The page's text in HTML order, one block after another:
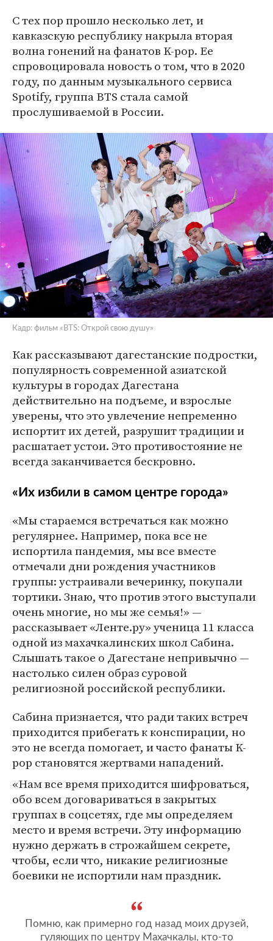
С тех пор прошло несколько лет, и
кавказскую республику накрыла вторая
волна гонений на фанатов K-pop. Ее
спровоцировала новость о том, что в 2020
году, по данным музыкального сервиса
Spotify, группа BTS стала самой
прослушиваемой в России.
Кадр: фильм «BTS: Открой свою душу»
Как рассказывают дагестанские подростки,
популярность современной азиатской
культуры в городах Дагестана
действительно на подъеме, и взрослые
уверены, что это увлечение непременно
испортит их детей, разрушит традиции и
расшатает устои. Это противостояние не
всегда заканчивается бескровно.
«Их избили в самом центре города»
«Мы стараемся встречаться как можно
регулярнее. Например, пока все не
испортила пандемия, мы все вместе
отмечали дни рождения участников
группы: устраивали вечеринку, покупали
тортики. Знаю, что против этого выступали
очень многие, но мы же семья!» —
рассказывает «Ленте.ру» ученица 11 класса
одной из махачкалинских школ Сабина.
Слышать такое о Дагестане непривычно —
настолько силен образ суровой
религиозной российской республики.
Сабина признается, что ради таких встреч
приходится прибегать к конспирации, но
это не всегда помогает, и часто фанаты K-
pop становятся жертвами нападений.
«Нам все время приходится шифроваться,
обо всем договариваться в закрытых
группах в соцсетях, где мы определяем
место и время встречи. Эту информацию
нужно держать в строжайшем секрете,
чтобы, если что, никакие религиозные
боевики не испортили нам праздник.
Помню, как примерно год назад моих друзей,
гуляющих по центру Махачкалы, кто-то